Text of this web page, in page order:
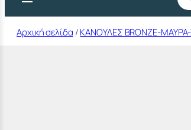
Αρχική σελίδα /ΚΑΝΟΥΛΕΣ BRONZE-